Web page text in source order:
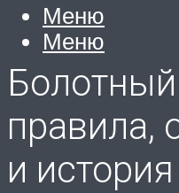
Меню
Меню
правила,
и